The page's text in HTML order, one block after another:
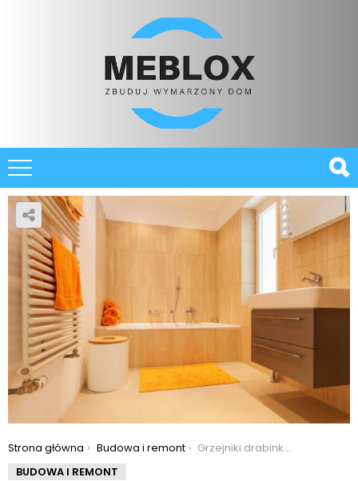
You are here:
Strona główna Budowa i remont
Grzejniki drabinkowe sekret ich popularności
BUDOWA I REMONT